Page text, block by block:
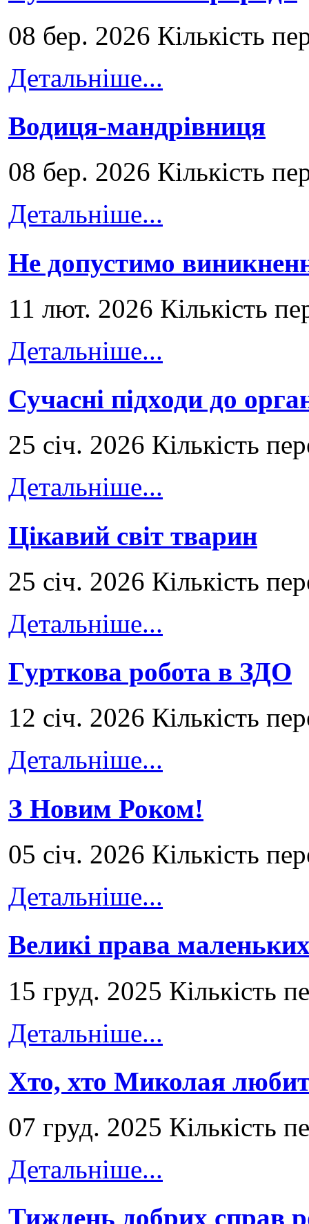
08 бер. 2026 Кількість
Детальніше...
Водиця-мандрівниця
08 бер. 2026 Кількість
Детальніше...
Не допустимо
11 лют. 2026 Кількість
Детальніше...
Сучасні підходи до
25 січ. 2026 Кількість
Детальніше...
Цікавий світ тварин
25 січ. 2026 Кількість
Детальніше...
Гурткова робота в ЗДО
12 січ. 2026 Кількість
Детальніше...
З Новим Роком!
05 січ. 2026 Кількість
Детальніше...
Великі права маленьких
15 груд. 2025 Кількість
Детальніше...
Хто, хто Миколая
07 груд. 2025 Кількість
Детальніше...
Тиждень добрих справ